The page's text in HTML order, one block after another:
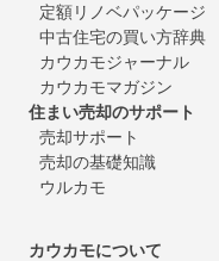
定額リノベパッケージ
中古住宅の買い方辞典
カウカモジャーナル
カウカモマガジン
住まい売却のサポート
売却サポート
売却の基礎知識
ウルカモ
カウカモについて